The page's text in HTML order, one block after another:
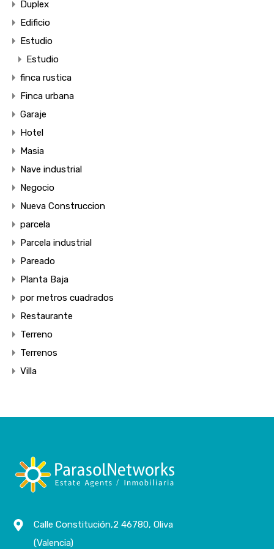
Duplex
Edificio
Estudio
Estudio
finca rustica
Finca urbana
Garaje
Hotel
Masia
Nave industrial
Negocio
Nueva Construccion
parcela
Parcela industrial
Pareado
Planta Baja
por metros cuadrados
Restaurante
Terreno
Terrenos
Villa
Calle Constitución,2 46780, Oliva
(Valencia)